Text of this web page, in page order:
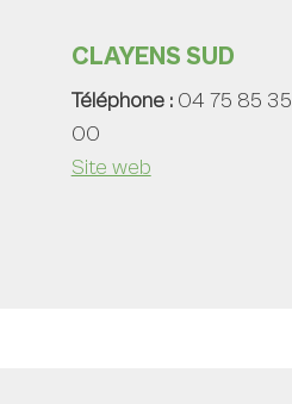
CLAYENS SUD
Téléphone : 04 75 85 35
00
Site web